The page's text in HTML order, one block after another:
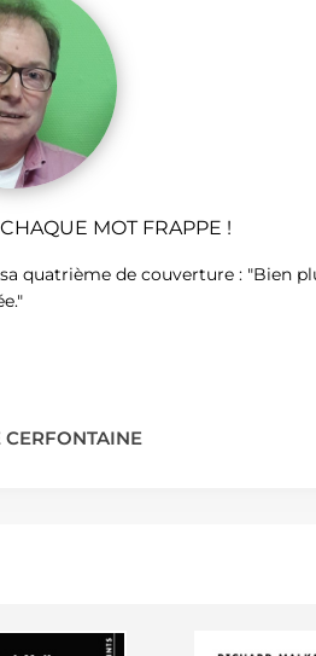
MOT FRAPPE !
quatrième de couverture : "Bien
CERFONTAINE